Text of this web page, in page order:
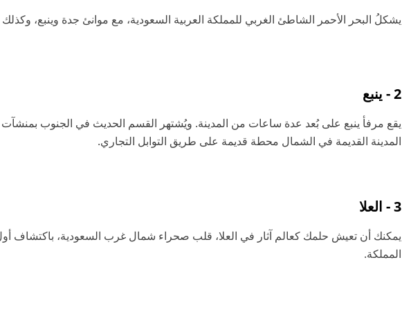
يشكلُ البحر الأحمر الشاطئ الغربي للمملكة العربية السعودية، مع موانئ جدة وينبع،
2 - ينبع
يقع مرفأ ينبع على بُعد عدة ساعات من المدينة. ويُشتهر القسم الحديث في الجنوب بمنشآت
المدينة القديمة في الشمال محطة قديمة على طريق التوابل التجاري.
3 - العلا
يمكنك أن تعيش حلمك كعالم آثار في العلا، قلب صحراء شمال غرب السعودية، باكتشاف
المملكة.